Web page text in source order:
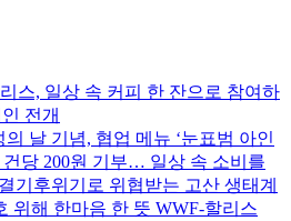
스, 일상 속 커피 한 잔으로 참여하
전개
날 기념, 협업 메뉴 ‘눈표범 아인
건당 200원 기부… 일상 속 소비를
기후위기로 위협받는 고산 생태계
위해 한마음 한 뜻 WWF-할리스